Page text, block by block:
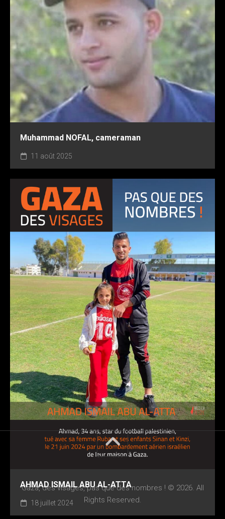
Muhammad NOFAL, cameraman
11 août 2025
AHMAD ISMAIL ABU AL-ATTA
18 juillet 2024
Gaza, des visages, pas que des nombres ! © 2026. All
Rights Reserved.